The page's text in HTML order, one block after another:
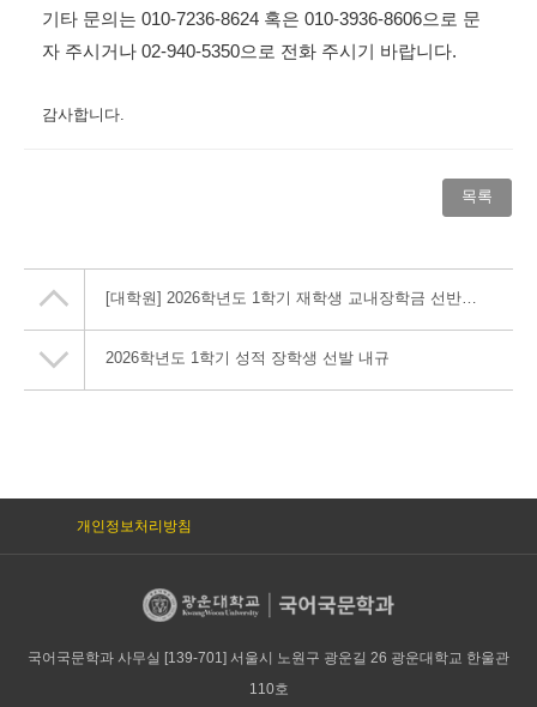
기타 문의는 010-7236-8624 혹은 010-3936-8606으로 문
자 주시거나 02-940-5350으로 전화 주시기 바랍니다.
감사합니다.
목록
[대학원] 2026학년도 1학기 재학생 교내장학금 선반영을 위한 증빙서류 제출 안내
2026학년도 1학기 성적 장학생 선발 내규
개인정보처리방침
국어국문학과 사무실 [139-701] 서울시 노원구 광운길 26 광운대학교 한울관
110호